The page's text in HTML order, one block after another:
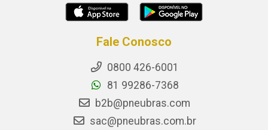
Fale Conosco
0800 426-6001
81 99286-7368
b2b@pneubras.com
sac@pneubras.com.br